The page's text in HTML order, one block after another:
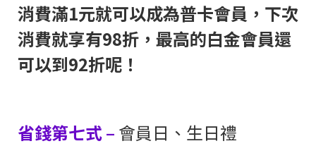
消費滿1元就可以成為普卡會員，下次
消費就享有98折，最高的白金會員還
可以到92折呢！
省錢第七式 – 會員日、生日禮